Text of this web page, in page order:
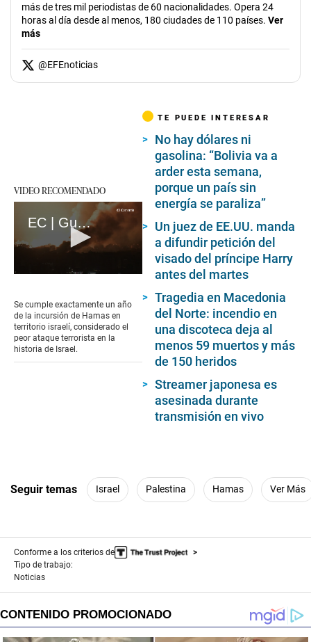
más de tres mil periodistas de 60 nacionalidades. Opera 24
horas al día desde al menos, 180 ciudades de 110 países. Ver
más
@EFEnoticias
VIDEO RECOMENDADO
EC | Guerra en Gaza: A un año del ataque mortal de Hamás en Israel (loop)
of
17
seconds
Se cumple exactamente un año
de la incursión de Hamas en
territorio israelí, considerado el
peor ataque terrorista en la
historia de Israel.
TE PUEDE INTERESAR
No hay dólares ni
gasolina: “Bolivia va a
arder esta semana,
porque un país sin
energía se paraliza”
Un juez de EE.UU. manda
a difundir petición del
visado del príncipe Harry
antes del martes
Tragedia en Macedonia
del Norte: incendio en
una discoteca deja al
menos 59 muertos y más
de 150 heridos
Streamer japonesa es
asesinada durante
transmisión en vivo
Seguir temas Israel Palestina Hamas Ver Más
Conforme a los criterios de
Tipo de trabajo:
Noticias